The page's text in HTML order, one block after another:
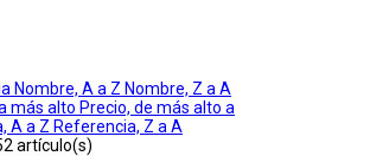
Nombre, A a Z Nombre, Z a A
más alto Precio, de más alto a
A a Z Referencia, Z a A
artículo(s)